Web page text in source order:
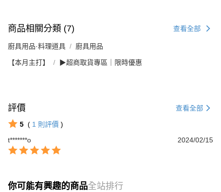
商品相關分類 (7) 查看全部
廚具用品·料理道具 廚具用品
【本月主打】 ▶超商取貨專區｜限時優惠
評價 查看全部
5 ( 1 則評價 )
t*******o
2024/02/15
你可能有興趣的商品全站排行